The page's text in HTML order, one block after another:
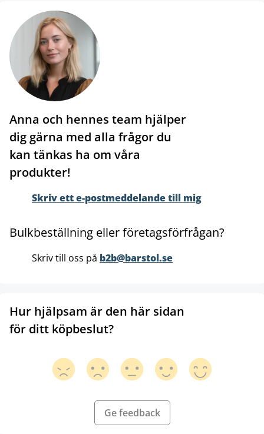
Anna och hennes team hjälper
dig gärna med alla frågor du
kan tänkas ha om våra
produkter!
Skriv ett e-postmeddelande till mig
Bulkbeställning eller företagsförfrågan?
Skriv till oss på b2b@barstol.se
Hur hjälpsam är den här sidan
för ditt köpbeslut?
Ge feedback